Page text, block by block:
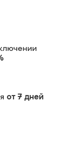
от 7 дней